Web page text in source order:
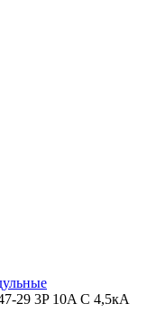
29 3P 10A C 4,5кA